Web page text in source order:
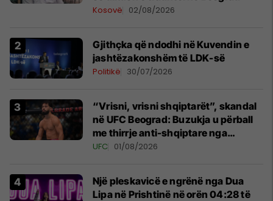
Kosovë 02/08/2026
Gjithçka që ndodhi në Kuvendin e
jashtëzakonshëm të LDK-së
Politikë 30/07/2026
“Vrisni, vrisni shqiptarët”, skandal
në UFC Beograd: Buzukja u përball
me thirrje anti-shqiptare nga
tribunat
UFC 01/08/2026
Një pleskavicë e ngrënë nga Dua
Lipa në Prishtinë në orën 04:28 të